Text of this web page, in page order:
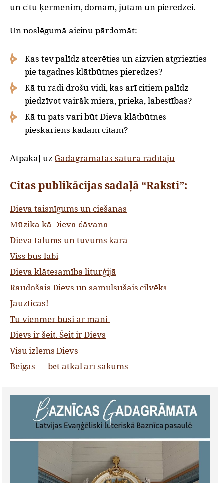
un citu ķermenim, domām, jūtām un pieredzei.
Un noslēgumā aicinu pārdomāt:
Kas tev palīdz atcerēties un aizvien atgriezties
pie tagadnes klātbūtnes pieredzes?
Kā tu radi drošu vidi, kas arī citiem palīdz
piedzīvot vairāk miera, prieka, labestības?
Kā tu pats vari būt Dieva klātbūtnes
pieskāriens kādam citam?
Atpakaļ uz Gadagrāmatas satura rādītāju
Citas publikācijas sadaļā “Raksti”:
Dieva taisnīgums un ciešanas
Mūzika kā Dieva dāvana
Dieva tālums un tuvums karā
Viss būs labi
Dieva klātesamība liturģijā
Raudošais Dievs un samulsušais cilvēks
Jāuzticas!
Tu vienmēr būsi ar mani
Dievs ir šeit. Šeit ir Dievs
Visu izlems Dievs
Beigas — bet atkal arī sākums